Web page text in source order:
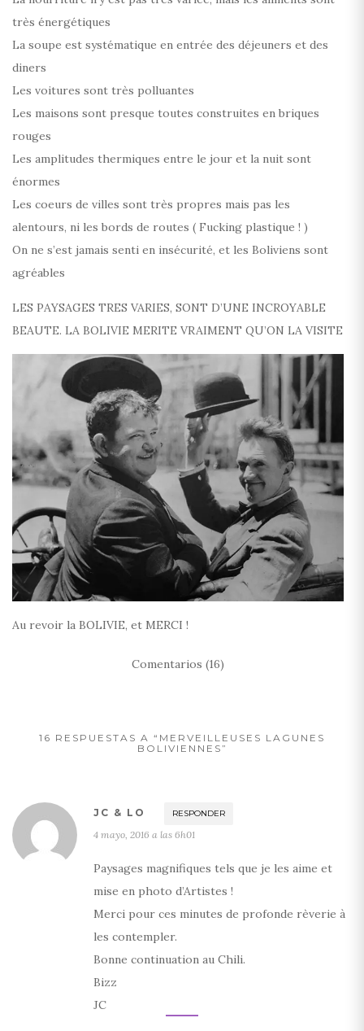
très énergétiques
La soupe est systématique en entrée des déjeuners et des
diners
Les voitures sont très polluantes
Les maisons sont presque toutes construites en briques
rouges
Les amplitudes thermiques entre le jour et la nuit sont
énormes
Les coeurs de villes sont très propres mais pas les
alentours, ni les bords de routes ( Fucking plastique ! )
On ne s’est jamais senti en insécurité, et les Boliviens sont
agréables
LES PAYSAGES TRES VARIES, SONT D’UNE INCROYABLE
BEAUTE. LA BOLIVIE MERITE VRAIMENT QU’ON LA VISITE
Au revoir la BOLIVIE, et MERCI !
Comentarios (16)
16 RESPUESTAS A “MERVEILLEUSES LAGUNES
BOLIVIENNES”
JC & LO RESPONDER
4 mayo, 2016 a las 6h01
Paysages magnifiques tels que je les aime et
mise en photo d’Artistes !
Merci pour ces minutes de profonde rèverie à
les contempler.
Bonne continuation au Chili.
Bizz
JC